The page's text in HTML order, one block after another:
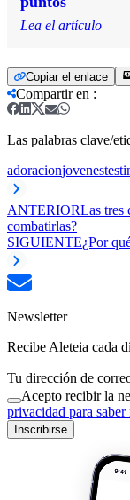
Lea el artículo
Copiar el enlace
Compartir en :
Las palabras clave/
adoracionjovenes
ANTERIORLas tres
combatirlas?
SIGUIENTE¿Por
Newsletter
Recibe Aleteia cada
Tu dirección de
Acepto recibir la
privacidad para saber
Inscribirse